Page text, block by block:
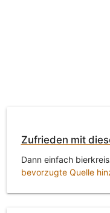
Zufrieden mit
Dann einfach
bevorzugte Quelle